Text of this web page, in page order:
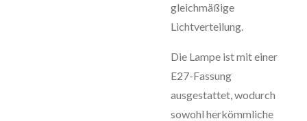
gleichmäßige
Lichtverteilung.
Die Lampe ist mit einer
E27-Fassung
ausgestattet, wodurch
sowohl herkömmliche